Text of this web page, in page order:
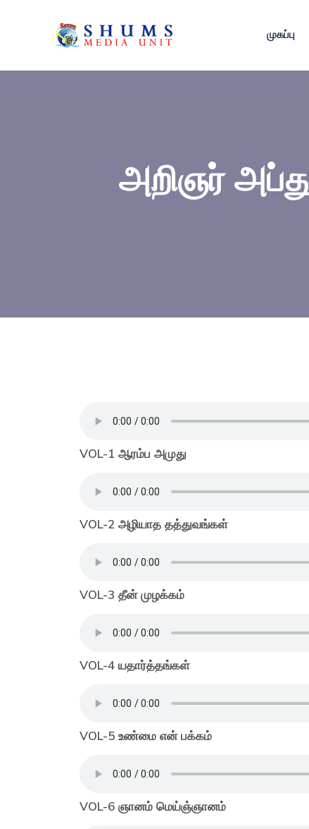
முகப்பு
அறிஞர்
VOL-1 ஆரம்ப அமுது
VOL-2 அழியாத தத்துவங்கள்
VOL-3 தீன் முழக்கம்
VOL-4 யதார்த்தங்கள்
VOL-5 உண்மை என் பக்கம்
VOL-6 ஞானம் மெய்ஞ்ஞானம்